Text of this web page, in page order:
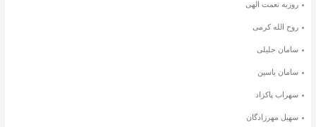
روزبه نعمت الهی
روح الله کرمی
سامان جلیلی
سامان یاسین
سهراب پاکزاد
سهیل مهرزادگان